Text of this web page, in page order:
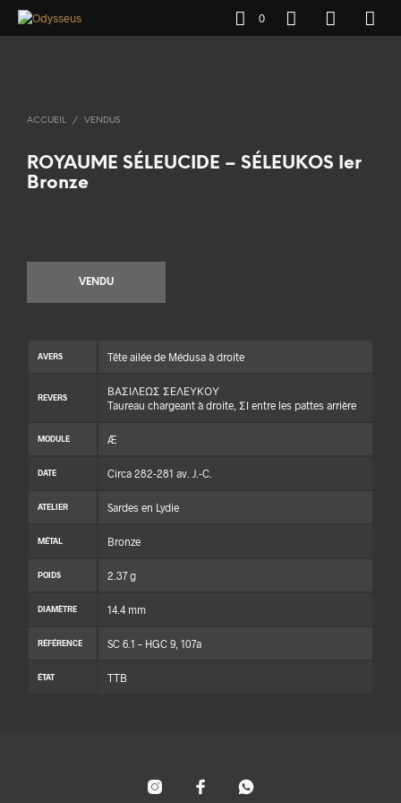
0
ACCUEIL / VENDUS
ROYAUME SÉLEUCIDE – SÉLEUKOS Ier
Bronze
VENDU
AVERS Tête ailée de Médusa à droite
REVERS
ΒΑΣΙΛΕΩΣ ΣΕΛΕΥΚΟΥ
Taureau chargeant à droite, ΣΙ entre les pattes arrière
MODULE Æ
DATE Circa 282-281 av. J.-C.
ATELIER Sardes en Lydie
MÉTAL Bronze
POIDS 2.37 g
DIAMÈTRE 14.4 mm
RÉFÉRENCE SC 6.1 – HGC 9, 107a
ÉTAT TTB